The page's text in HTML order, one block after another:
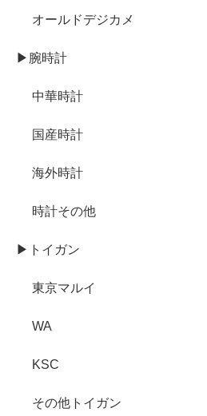
オールドデジカメ
▶腕時計
中華時計
国産時計
海外時計
時計その他
▶トイガン
東京マルイ
WA
KSC
その他トイガン